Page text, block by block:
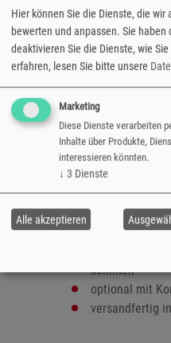
lassen Sie sich von
des Fotodrucks
Exklusivdruck lange
bleibt, meiden Sie
Sonneneinstrahlung.
4 verschiedene
ausbelichtet
inkl. Kaschierung
Kaschierung:
stabile Platte
bei längerer
das Papier
kommen
optional mit
versandfertig
Hier können Sie die Dienste, die
bewerten und anpassen. Sie haben
deaktivieren Sie die Dienste, wie
erfahren, lesen Sie bitte unsere
Marketing
Diese Dienste verarbeiten
Inhalte über Produkte,
interessieren könnten.
↓ 3 Dienste
Alle akzeptieren